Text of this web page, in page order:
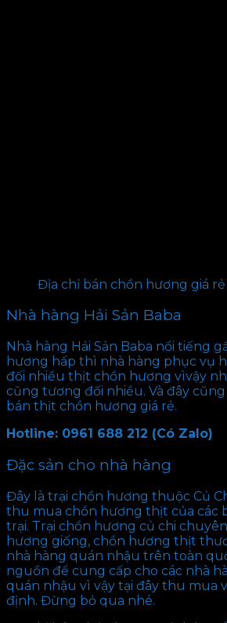
Địa chỉ bán chồn hương giá rẻ
Nhà hàng Hải Sản Baba
Nhà hàng Hải Sản Baba nổi tiếng
hương hấp thì nhà hàng phục vụ
đối nhiều thịt chồn hương vìvậy
cũng tương đối nhiều. Và đây
bán thịt chồn hương giá rẻ.
Hotline: 0961 688 212 (Có Zalo)
Đặc sản cho nhà hàng
Đây là trại chồn hương thuộc Củ
thu mua chồn hương thịt của các
trại. Trại chồn hương củ chi
hương giống, chồn hương thịt
nhà hàng quán nhậu trên toàn
nguồn để cung cấp cho các nhà
quán nhậu vì vậy tại đây thu mua
định. Đừng bỏ qua nhé.